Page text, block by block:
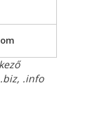
.info